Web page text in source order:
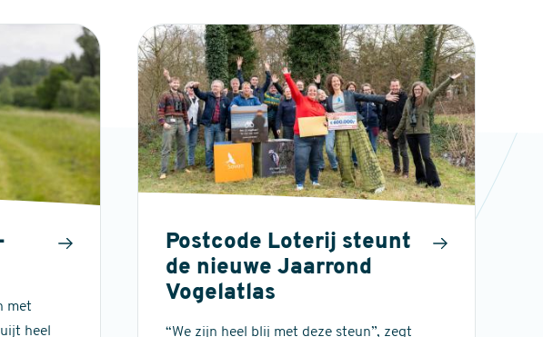
met
heel
Postcode Loterij steunt
de nieuwe Jaarrond
Vogelatlas
“We zijn heel blij met deze steun”, zegt